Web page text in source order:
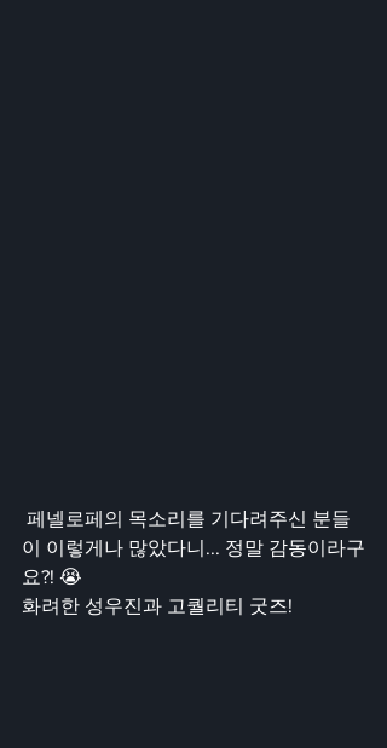
이 이렇게나 많았다니... 정말 감동이라구
요?! 😭
화려한 성우진과 고퀄리티 굿즈!